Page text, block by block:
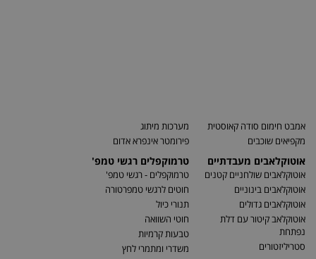
אמבט חימום סודה קאוסטית
מקפיאים שוכבים
אוטוקלאבים מעבדתיים
אוטוקלאבים שולחניים קטנים
אוטוקלאבים בינוניים
אוטוקלאבים גדולים
אוטוקלאב קיטור עם דלת
נפתחת
סטריליזטורים
מערכות מיתוג
פירומטר אינפרא אדום
טרמוקפלים רגשי טמפ'
טרמוקפלים - רגשי טמפ'
חוטים לרגשי טמפרטורה
תנורי כיול
חוטי השוואה
טבעות קרמיות
משדרי ומתמרי לחץ